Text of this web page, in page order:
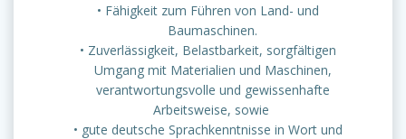
Fähigkeit zum Führen von Land- und
Baumaschinen.
Zuverlässigkeit, Belastbarkeit, sorgfältigen
Umgang mit Materialien und Maschinen,
verantwortungsvolle und gewissenhafte
Arbeitsweise, sowie
gute deutsche Sprachkenntnisse in Wort und